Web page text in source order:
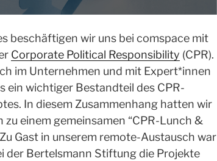
beschäftigen wir uns bei comspace mit
Corporate Political Responsibility (CPR).
im Unternehmen und mit Expert*innen
ein wichtiger Bestandteil des CPR-
In diesem Zusammenhang hatten wir
zu einem gemeinsamen “CPR-Lunch &
Gast in unserem remote-Austausch war
der Bertelsmann Stiftung die Projekte